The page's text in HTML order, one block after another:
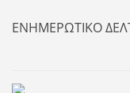
ΕΝΗΜΕΡΩΤΙΚΌ